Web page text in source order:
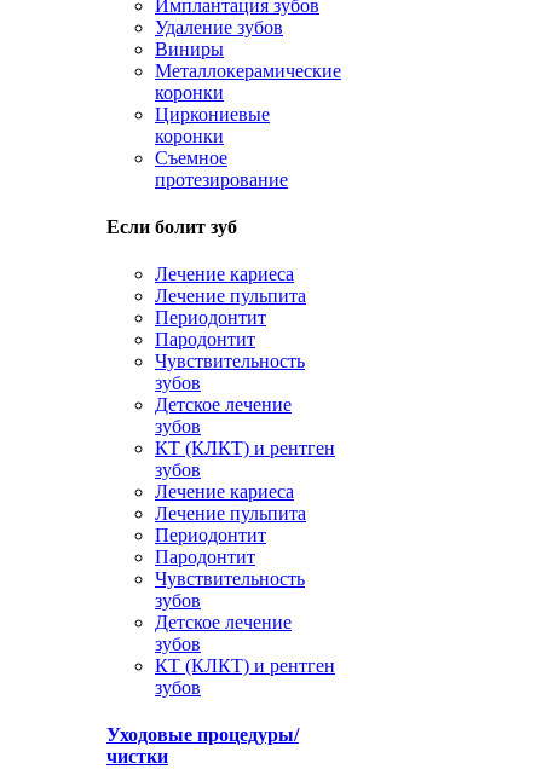
Имплантация зубов
Удаление зубов
Виниры
Металлокерамические
коронки
Циркониевые
коронки
Съемное
протезирование
Если болит зуб
Лечение кариеса
Лечение пульпита
Периодонтит
Пародонтит
Чувствительность
зубов
Детское лечение
зубов
КТ (КЛКТ) и рентген
зубов
Лечение кариеса
Лечение пульпита
Периодонтит
Пародонтит
Чувствительность
зубов
Детское лечение
зубов
КТ (КЛКТ) и рентген
зубов
Уходовые процедуры/
чистки